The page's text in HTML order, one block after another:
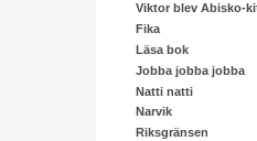
Viktor blev Abisko-
Fika
Läsa bok
Jobba jobba jobba
Natti natti
Narvik
Riksgränsen